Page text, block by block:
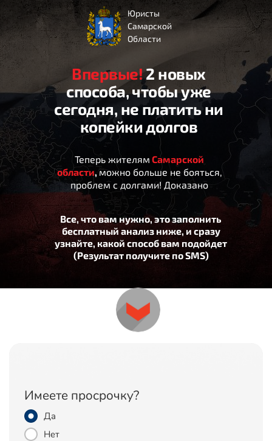
Юристы
Самарской
Области
Впервые!2 новых
способа, чтобы уже
сегодня, не платить ни
копейки долгов
Теперь жителям Самарской
области,можно больше не бояться,
проблем с долгами! Доказано
Все, что вам нужно, это заполнить
бесплатный анализ ниже, и сразу
узнайте, какой способ вам подойдет
(Результат получите по SMS)
Имеете просрочку?
Да
Нет